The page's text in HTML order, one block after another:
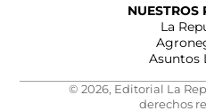
NUESTROS
La
Asuntos
© 2026, Editorial La
derechos